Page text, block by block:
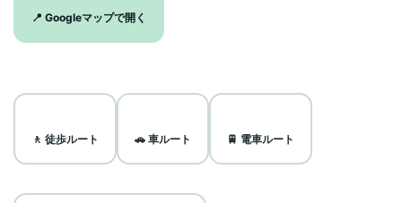
📍 Googleマップで開く
🚶 徒歩ルート 🚗 車ルート 🚆 電車ルート